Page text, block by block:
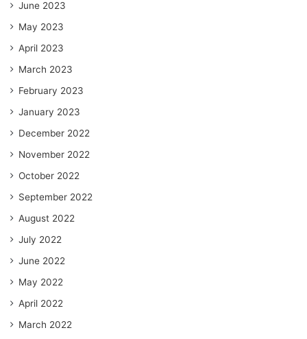
June 2023
May 2023
April 2023
March 2023
February 2023
January 2023
December 2022
November 2022
October 2022
September 2022
August 2022
July 2022
June 2022
May 2022
April 2022
March 2022